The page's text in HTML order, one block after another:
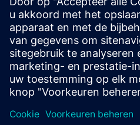
ervaring met praktijkgericht
trainingsapparaten.
Naar de cursussen